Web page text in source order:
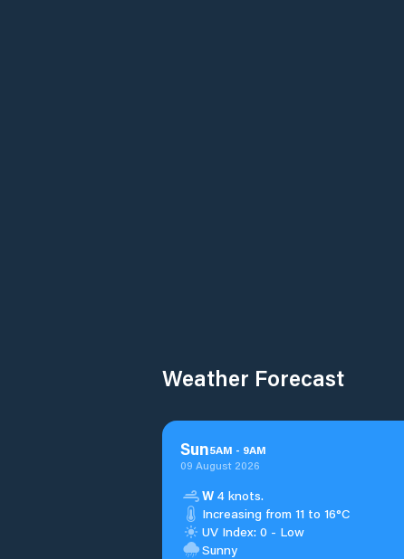
Weather Forecast
Sun5AM - 9AM
09 August 2026
W 4 knots.
Increasing from 11 to 16°C
UV Index: 0 - Low
Sunny